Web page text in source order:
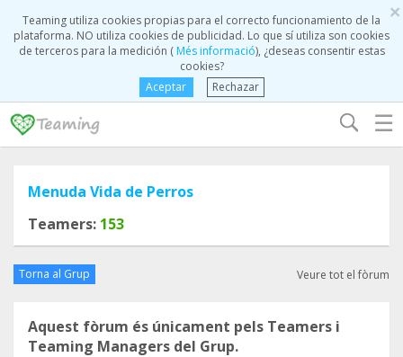
×
Teaming utiliza cookies propias para el correcto funcionamiento de la
plataforma. NO utiliza cookies de publicidad. Lo que sí utiliza son cookies
de terceros para la medición (Més informació), ¿deseas consentir estas
cookies?
Aceptar
Rechazar
☰
Menuda Vida de Perros
Teamers: 153
Torna al Grup Veure tot el fòrum
Aquest fòrum és únicament pels Teamers i
Teaming Managers del Grup.